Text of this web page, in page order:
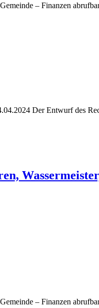
– Finanzen
Der Entwurf des
– Finanzen